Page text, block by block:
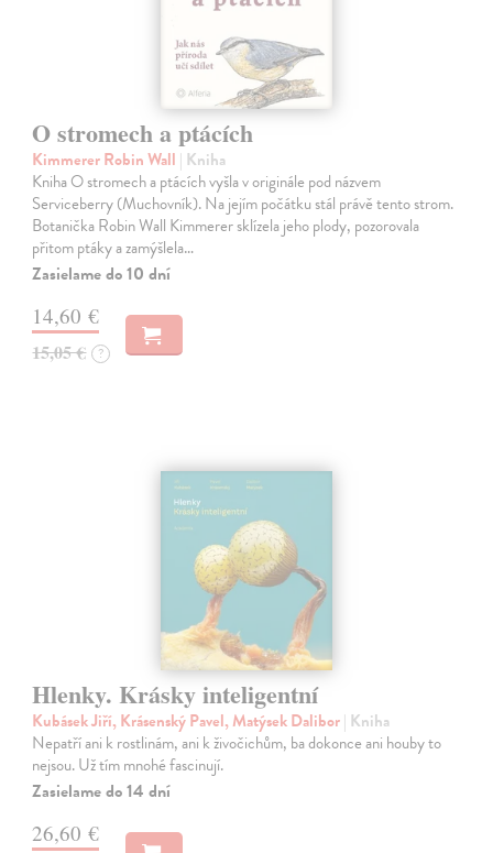
O stromech a ptácích
Kimmerer Robin Wall | Kniha
Kniha O stromech a ptácích vyšla v originále pod názvem
Serviceberry (Muchovník). Na jejím počátku stál právě tento strom.
Botanička Robin Wall Kimmerer sklízela jeho plody, pozorovala
přitom ptáky a zamýšlela…
Zasielame do 10 dní
14,60 €
15,05 € ?
Hlenky. Krásky inteligentní
Kubásek Jiří, Krásenský Pavel, Matýsek Dalibor| Kniha
Nepatří ani k rostlinám, ani k živočichům, ba dokonce ani houby to
nejsou. Už tím mnohé fascinují.
Zasielame do 14 dní
26,60 €